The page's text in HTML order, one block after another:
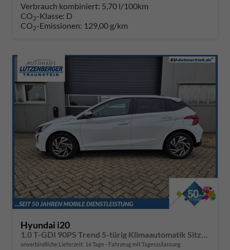
Verbrauch kombiniert: 5,70 l/100km
CO2-Klasse: D
CO2-Emissionen: 129,00 g/km
Hyundai i20
unverbindliche Lieferzeit: 16 Tage Fahrzeug mit Tageszulassung